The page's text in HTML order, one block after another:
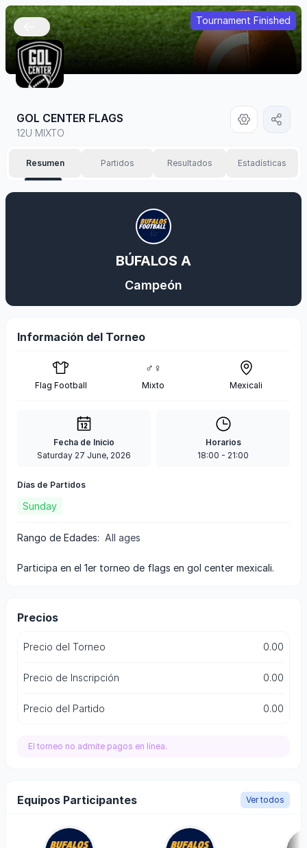
Tournament Finished
🇲🇽
GOL CENTER FLAGS
12U MIXTO
Resumen Partidos Resultados Estadísticas
BÚFALOS A
Campeón
Información del Torneo
Flag Football
♂♀
Mixto Mexicali
Fecha de Inicio
Saturday 27 June, 2026
Horarios
18:00 - 21:00
Días de Partidos
Sunday
Rango de Edades: All ages
participa en el 1er torneo de flags en gol center mexicali.
Precios
Precio del Torneo 0.00
Precio de Inscripción 0.00
Precio del Partido 0.00
El torneo no admite pagos en línea.
Equipos Participantes Ver todos